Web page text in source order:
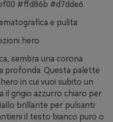
#ffd86b #d7dde6
e pulita
hero
sembra una corona
profonda. Questa palette
in cui vuoi subito un
il grigio azzurro chiaro per
brillante per pulsanti
il testo bianco puro o